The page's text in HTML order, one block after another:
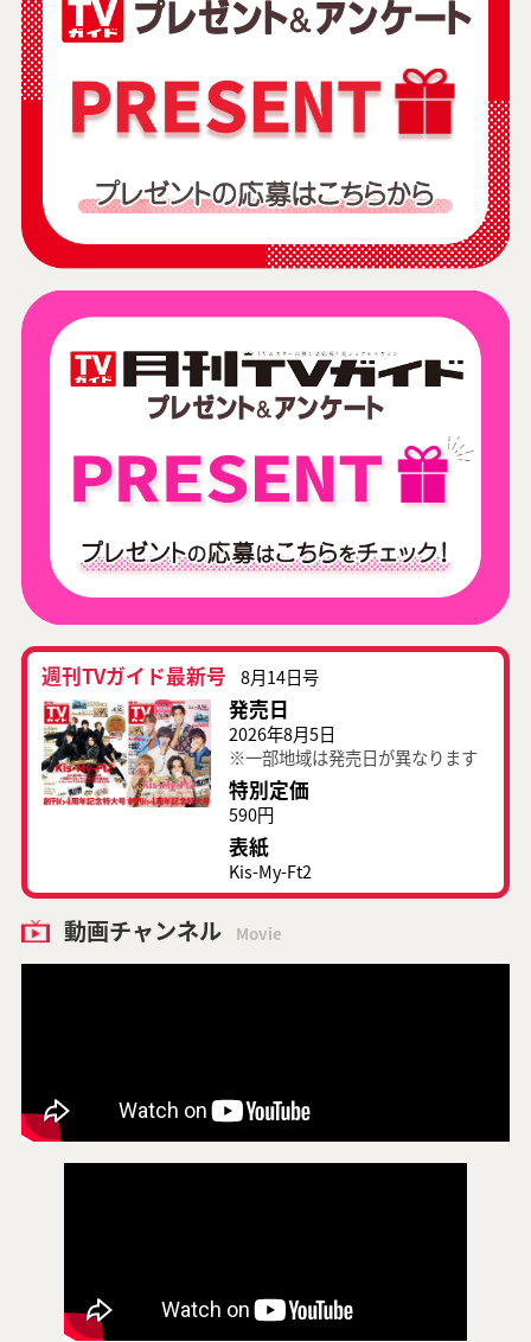
週刊TVガイド最新号 8月14日号
発売日
2026年8月5日
※一部地域は発売日が異なります
特別定価
590円
表紙
Kis-My-Ft2
動画チャンネル Movie